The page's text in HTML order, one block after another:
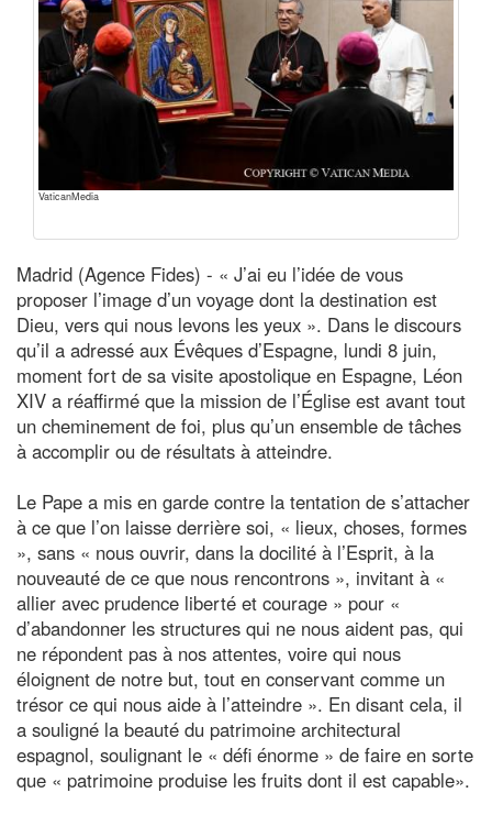
VaticanMedia
Madrid (Agence Fides) - « J’ai eu l’idée de vous
proposer l’image d’un voyage dont la destination est
Dieu, vers qui nous levons les yeux ». Dans le discours
qu’il a adressé aux Évêques d’Espagne, lundi 8 juin,
moment fort de sa visite apostolique en Espagne, Léon
XIV a réaffirmé que la mission de l’Église est avant tout
un cheminement de foi, plus qu’un ensemble de tâches
à accomplir ou de résultats à atteindre.
Le Pape a mis en garde contre la tentation de s’attacher
à ce que l’on laisse derrière soi, « lieux, choses, formes
», sans « nous ouvrir, dans la docilité à l’Esprit, à la
nouveauté de ce que nous rencontrons », invitant à «
allier avec prudence liberté et courage » pour «
d’abandonner les structures qui ne nous aident pas, qui
ne répondent pas à nos attentes, voire qui nous
éloignent de notre but, tout en conservant comme un
trésor ce qui nous aide à l’atteindre ». En disant cela, il
a souligné la beauté du patrimoine architectural
espagnol, soulignant le « défi énorme » de faire en sorte
que « patrimoine produise les fruits dont il est capable».